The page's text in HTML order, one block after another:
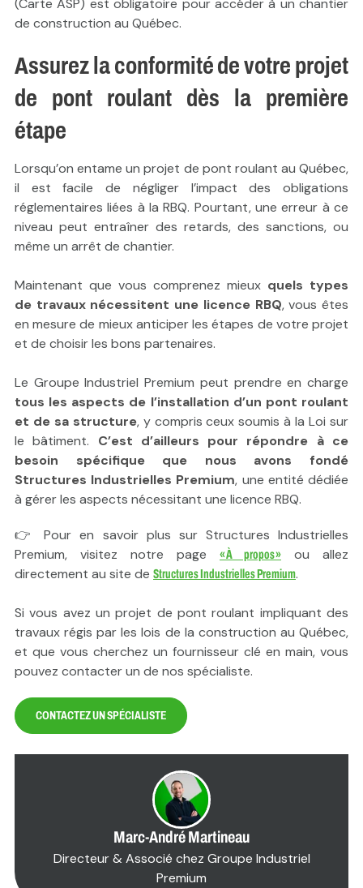
de construction au Québec.
Assurez la conformité de votre projet
de pont roulant dès la première
étape
Lorsqu’on entame un projet de pont roulant au Québec,
il est facile de négliger l’impact des obligations
réglementaires liées à la RBQ. Pourtant, une erreur à ce
niveau peut entraîner des retards, des sanctions, ou
même un arrêt de chantier.
Maintenant que vous comprenez mieux quels types
de travaux nécessitent une licence RBQ, vous êtes
en mesure de mieux anticiper les étapes de votre projet
et de choisir les bons partenaires.
Le Groupe Industriel Premium peut prendre en charge
tous les aspects de l’installation d’un pont roulant
et de sa structure, y compris ceux soumis à la Loi sur
le bâtiment. C’est d’ailleurs pour répondre à ce
besoin spécifique que nous avons fondé
Structures Industrielles Premium, une entité dédiée
à gérer les aspects nécessitant une licence RBQ.
👉 Pour en savoir plus sur Structures Industrielles
Premium, visitez notre page
« À propos »
ou allez
directement au site de Structures Industrielles Premium.
Si vous avez un projet de pont roulant impliquant des
travaux régis par les lois de la construction au Québec,
et que vous cherchez un fournisseur clé en main, vous
pouvez contacter un de nos spécialiste.
CONTACTEZ UN SPÉCIALISTE
Marc-André Martineau
Directeur & Associé chez Groupe Industriel
Premium